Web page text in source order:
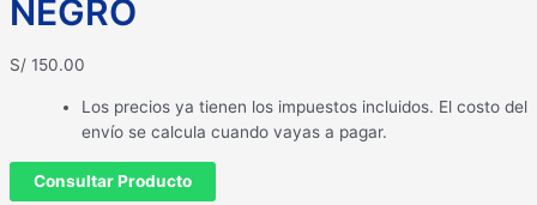
NEGRO
S/ 150.00
Los precios ya tienen los impuestos incluidos. El costo del
envío se calcula cuando vayas a pagar.
Consultar Producto